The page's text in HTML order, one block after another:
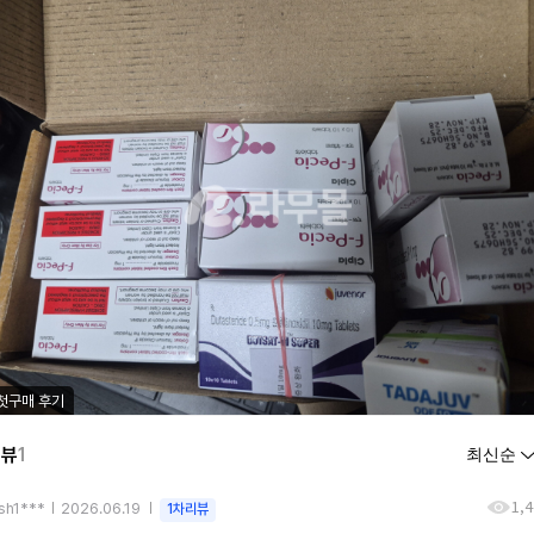
구매 후기
1
2026.06.19 1차리뷰